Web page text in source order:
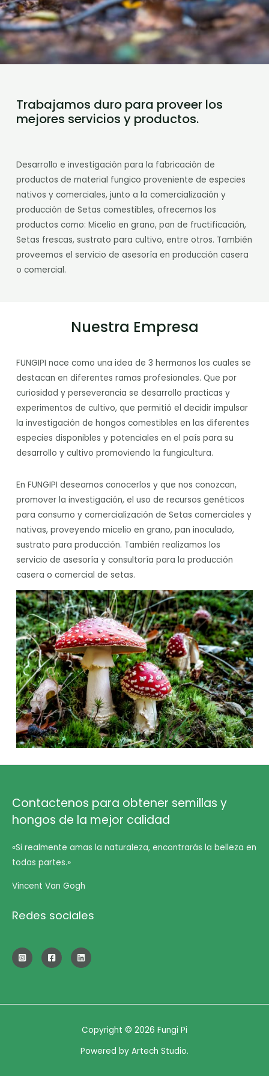
Trabajamos duro para proveer los
mejores servicios y productos.
Desarrollo e investigación para la fabricación de
productos de material fungico proveniente de especies
nativos y comerciales, junto a la comercialización y
producción de Setas comestibles, ofrecemos los
productos como: Micelio en grano, pan de fructificación,
Setas frescas, sustrato para cultivo, entre otros. También
proveemos el servicio de asesoría en producción casera
o comercial.
Nuestra Empresa
FUNGIPI nace como una idea de 3 hermanos los cuales se
destacan en diferentes ramas profesionales. Que por
curiosidad y perseverancia se desarrollo practicas y
experimentos de cultivo, que permitió el decidir impulsar
la investigación de hongos comestibles en las diferentes
especies disponibles y potenciales en el país para su
desarrollo y cultivo promoviendo la fungicultura.
En FUNGIPI deseamos conocerlos y que nos conozcan,
promover la investigación, el uso de recursos genéticos
para consumo y comercialización de Setas comerciales y
nativas, proveyendo micelio en grano, pan inoculado,
sustrato para producción. También realizamos los
servicio de asesoría y consultoría para la producción
casera o comercial de setas.
Contactenos para obtener semillas y
hongos de la mejor calidad
«Si realmente amas la naturaleza, encontrarás la belleza en
todas partes.»
Vincent Van Gogh
Redes sociales
Copyright © 2026 Fungi Pi
Powered by Artech Studio.